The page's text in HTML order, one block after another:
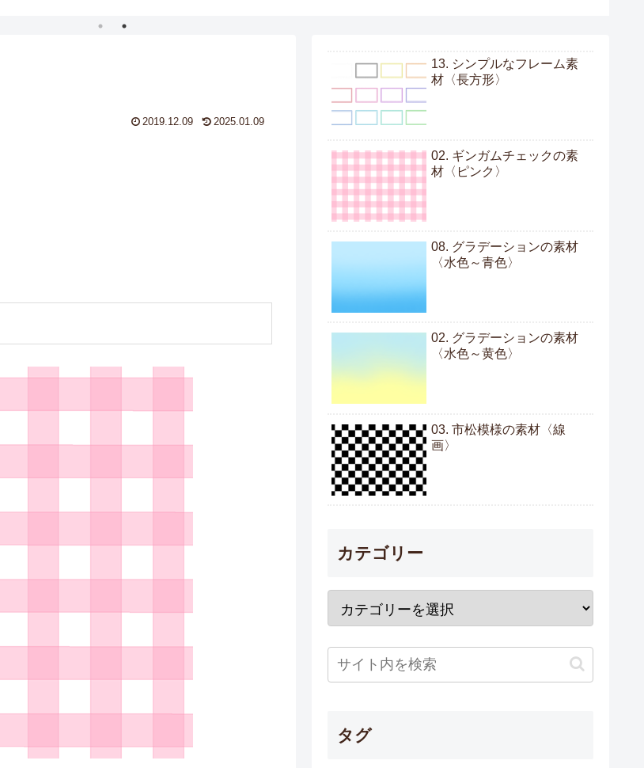
2019.12.09 2025.01.09
13. シンプルなフレーム素
材〈長方形〉
02. ギンガムチェックの素
材〈ピンク〉
08. グラデーションの素材
〈水色～青色〉
02. グラデーションの素材
〈水色～黄色〉
03. 市松模様の素材〈線
画〉
カテゴリー
タグ